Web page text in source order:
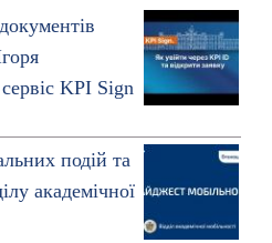
KPI Sign
подій та
академічної